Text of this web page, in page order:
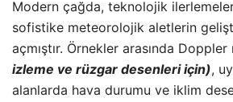
Modern çağda, teknolojik
sofistike meteorolojik aletlerin
açmıştır. Örnekler arasında Doppler
izleme ve rüzgar desenleri için),
alanlarda hava durumu ve iklim